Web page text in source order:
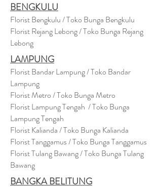
BENGKULU
Florist Bengkulu / Toko Bunga Bengkulu
Florist Rejang Lebong / Toko Bunga Rejang
Lebong
LAMPUNG
Florist Bandar Lampung / Toko Bandar
Lampung
Florist Metro / Toko Bunga Metro
Florist Lampung Tengah / Toko Bunga
Lampung Tengah
Florist Kalianda / Toko Bunga Kalianda
Florist Tanggamus / Toko Bunga Tanggamus
Florist Tulang Bawang / Toko Bunga Tulang
Bawang
BANGKA BELITUNG